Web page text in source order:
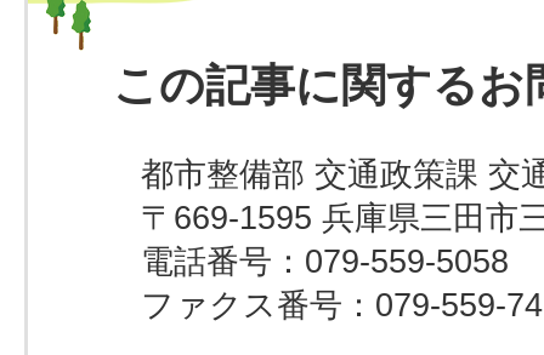
この記事に関するお
都市整備部 交通政策課 交
〒669-1595 兵庫県三田市
電話番号：079-559-5058
ファクス番号：079-559-